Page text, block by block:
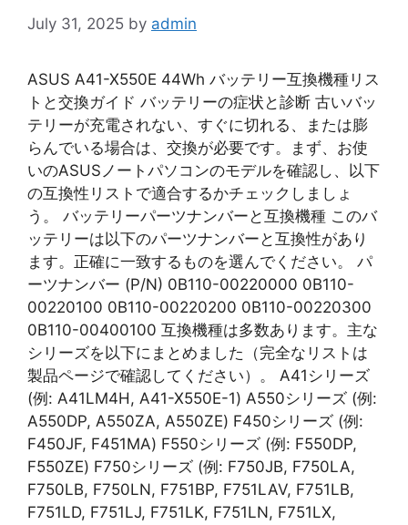
July 31, 2025 by admin
ASUS A41-X550E 44Wh バッテリー互換機種リス
トと交換ガイド バッテリーの症状と診断 古いバッ
テリーが充電されない、すぐに切れる、または膨
らんでいる場合は、交換が必要です。まず、お使
いのASUSノートパソコンのモデルを確認し、以下
の互換性リストで適合するかチェックしましょ
う。 バッテリーパーツナンバーと互換機種 このバ
ッテリーは以下のパーツナンバーと互換性があり
ます。正確に一致するものを選んでください。 パ
ーツナンバー (P/N) 0B110-00220000 0B110-
00220100 0B110-00220200 0B110-00220300
0B110-00400100 互換機種は多数あります。主な
シリーズを以下にまとめました（完全なリストは
製品ページで確認してください）。 A41シリーズ
(例: A41LM4H, A41-X550E-1) A550シリーズ (例:
A550DP, A550ZA, A550ZE) F450シリーズ (例:
F450JF, F451MA) F550シリーズ (例: F550DP,
F550ZE) F750シリーズ (例: F750JB, F750LA,
F750LB, F750LN, F751BP, F751LAV, F751LB,
F751LD, F751LJ, F751LK, F751LN, F751LX,